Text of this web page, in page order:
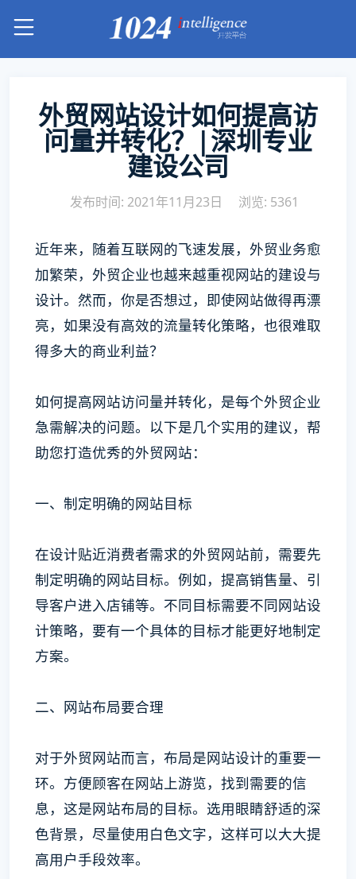
外贸网站设计如何提高访
问量并转化？|深圳专业
建设公司
发布时间: 2021年11月23日 浏览: 5361
近年来，随着互联网的飞速发展，外贸业务愈
加繁荣，外贸企业也越来越重视网站的建设与
设计。然而，你是否想过，即使网站做得再漂
亮，如果没有高效的流量转化策略，也很难取
得多大的商业利益？
如何提高网站访问量并转化，是每个外贸企业
急需解决的问题。以下是几个实用的建议，帮
助您打造优秀的外贸网站：
一、制定明确的网站目标
在设计贴近消费者需求的外贸网站前，需要先
制定明确的网站目标。例如，提高销售量、引
导客户进入店铺等。不同目标需要不同网站设
计策略，要有一个具体的目标才能更好地制定
方案。
二、网站布局要合理
对于外贸网站而言，布局是网站设计的重要一
环。方便顾客在网站上游览，找到需要的信
息，这是网站布局的目标。选用眼睛舒适的深
色背景，尽量使用白色文字，这样可以大大提
高用户手段效率。